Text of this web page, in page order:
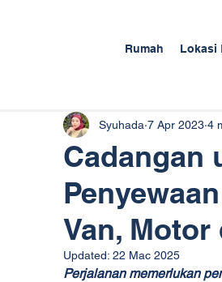
Rumah Lokasi
Cadangan
Van,
Syuhada 7 Apr 2023 4
Updated: 22 Mac 2025
Perjalanan memerlukan